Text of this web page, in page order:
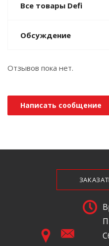
Все товары Defi
Обсуждение
Отзывов пока нет.
Написать сообщение